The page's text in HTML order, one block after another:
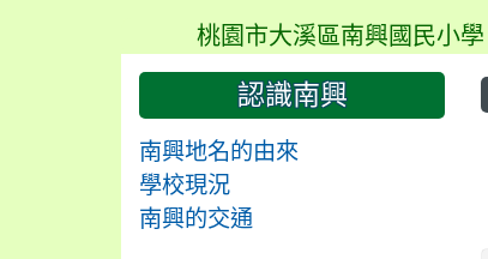
桃園市大溪區南興國民小學
認識南興
南興地名的由來
學校現況
南興的交通